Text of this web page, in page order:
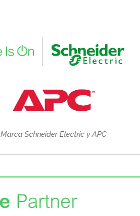
Marca Schneider Electric y APC